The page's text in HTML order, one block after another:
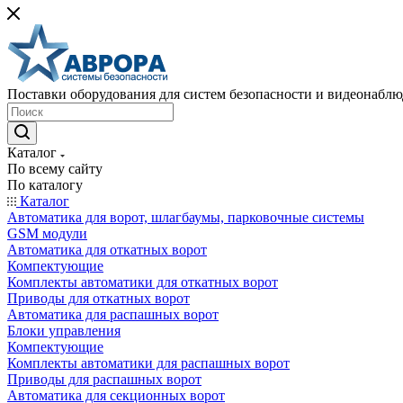
Поставки оборудования для систем безопасности и
Каталог
По всему сайту
По каталогу
Каталог
Автоматика для ворот, шлагбаумы, парковочные системы
GSM модули
Автоматика для откатных ворот
Компектующие
Комплекты автоматики для откатных ворот
Приводы для откатных ворот
Автоматика для распашных ворот
Блоки управления
Компектующие
Комплекты автоматики для распашных ворот
Приводы для распашных ворот
Автоматика для секционных ворот